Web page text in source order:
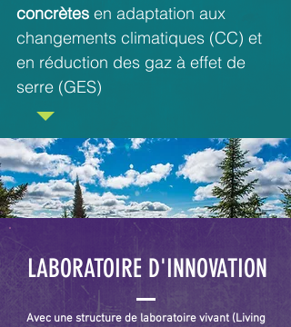
concrètes en adaptation aux
changements climatiques (CC) et
en réduction des gaz à effet de
serre (GES)
LABORATOIRE D'INNOVATION
Avec une structure de laboratoire vivant (Living